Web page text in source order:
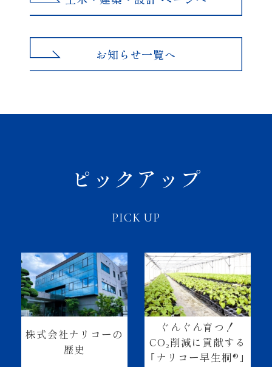
お知らせ一覧へ
ピックアップ
PICK UP
株式会社ナリコーの
歴史
ぐんぐん育つ！
CO₂削減に貢献する
｢ナリコー早生桐®｣